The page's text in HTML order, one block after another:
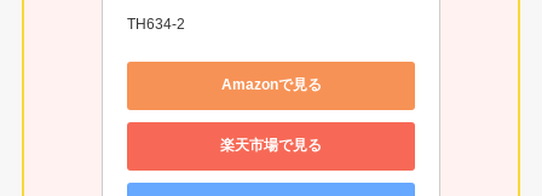
TH634-2
Amazonで見る
楽天市場で見る